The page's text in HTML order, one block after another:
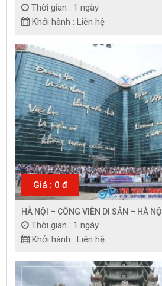
Thời gian : 1 ngày
Khởi hành : Liên hệ
Giá : 0 đ
HÀ NỘI – CÔNG VIÊN DI SẢN – HÀ NỘI
Thời gian : 1 ngày
Khởi hành : Liên hệ